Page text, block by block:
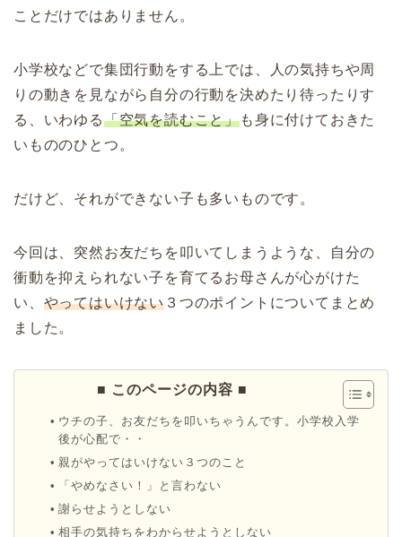
ことだけではありません。
小学校などで集団行動をする上では、人の気持ちや周
りの動きを見ながら自分の行動を決めたり待ったりす
る、いわゆる「空気を読むこと」も身に付けておきた
いもののひとつ。
だけど、それができない子も多いものです。
今回は、突然お友だちを叩いてしまうような、自分の
衝動を抑えられない子を育てるお母さんが心がけた
い、 やってはいけない ３つのポイントについてまとめ
ました。
■ このページの内容 ■
ウチの子、お友だちを叩いちゃうんです。小学校入学
後が心配で・・
親がやってはいけない３つのこと
「やめなさい！」と言わない
謝らせようとしない
相手の気持ちをわからせようとしない